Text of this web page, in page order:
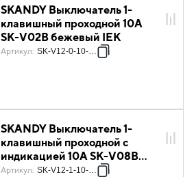
SKANDY Выключатель 1-
клавишный проходной 10А
SK-V02B бежевый IEK
Артикул: SK-V12-0-10-K10
SKANDY Выключатель 1-
клавишный проходной с
индикацией 10А SK-V08B
бежевый IEK
Артикул: SK-V12-1-10-K10